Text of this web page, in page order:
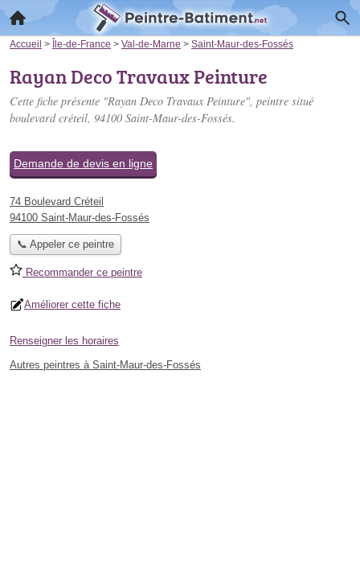
Accueil > Île-de-France > Val-de-Marne > Saint-Maur-des-Fossés
Rayan Deco Travaux Peinture
Cette fiche présente "Rayan Deco Travaux Peinture", peintre situé
boulevard créteil, 94100 Saint-Maur-des-Fossés.
Demande de devis en ligne
74 Boulevard Créteil
94100 Saint-Maur-des-Fossés
📞 Appeler ce peintre
Recommander ce peintre
Améliorer cette fiche
Renseigner les horaires
Autres peintres à Saint-Maur-des-Fossés